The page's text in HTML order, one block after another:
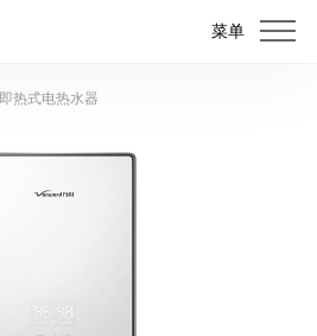
菜单
即热式电热水器